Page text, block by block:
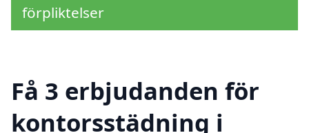
förpliktelser
Få 3 erbjudanden för
kontorsstädning i